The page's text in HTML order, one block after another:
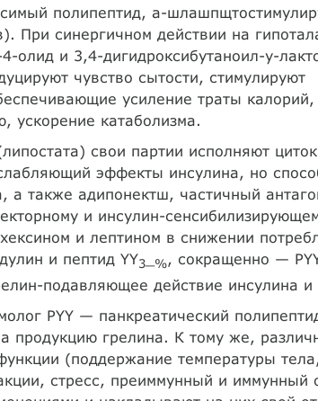
полипептид, а-
При синергичном действии на
олид и 3,4-дигидроксибутаноил-у-
чувство сытости, стимулируют
усиление траты
ускорение катаболизма.
свои партии исполняют
эффекты инсулина, но
а также адипонектш, частичный
и инсулин-
и лептином в снижении
и пептид YY3_ %, сокращенно —
подавляющее действие инсулина и
PYY — панкреатический
продукцию грелина. К тому же,
(поддержание температуры
стресс, преиммунный и иммунный